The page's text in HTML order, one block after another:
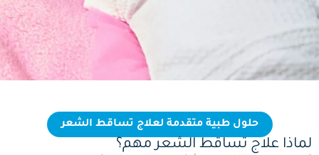
حلول طبية متقدمة لعلاج تساقط الشعر
لماذا علاج تساقط الشعر مهم؟